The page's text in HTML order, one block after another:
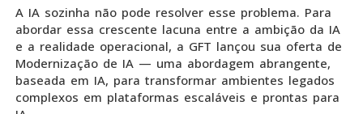
A IA sozinha não pode resolver esse problema. Para
abordar essa crescente lacuna entre a ambição da IA
e a realidade operacional, a GFT lançou sua oferta de
Modernização de IA — uma abordagem abrangente,
baseada em IA, para transformar ambientes legados
complexos em plataformas escaláveis ​​e prontas para